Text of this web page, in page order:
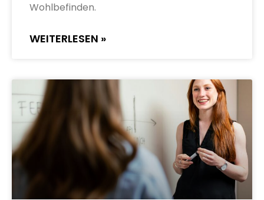
Wohlbefinden.
WEITERLESEN »